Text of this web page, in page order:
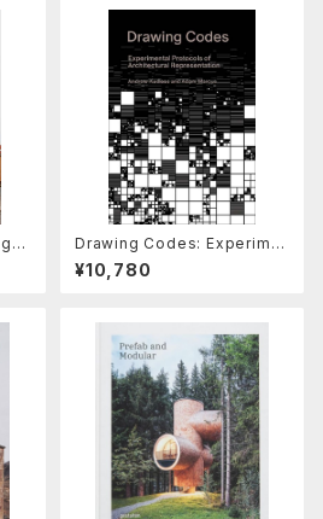
Drawing Codes: Experime
ntal Protocols of Architect
ural Representation
¥10,780